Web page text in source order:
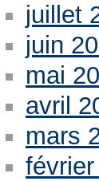
juillet
juin
mai
avril
mars